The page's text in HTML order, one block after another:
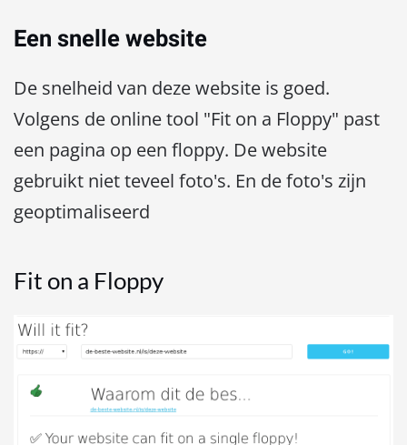
Een snelle website
De snelheid van deze website is goed.
Volgens de online tool "Fit on a Floppy" past
een pagina op een floppy. De website
gebruikt niet teveel foto's. En de foto's zijn
geoptimaliseerd
Fit on a Floppy